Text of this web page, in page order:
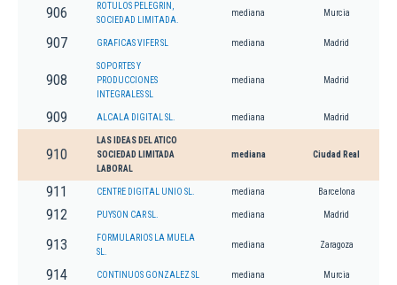
906
ROTULOS PELEGRIN,
SOCIEDAD LIMITADA.
mediana Murcia
907 GRAFICAS VIFER SL mediana Madrid
908
SOPORTES Y
PRODUCCIONES
INTEGRALES SL
mediana Madrid
909 ALCALA DIGITAL SL. mediana Madrid
910
LAS IDEAS DEL ATICO
SOCIEDAD LIMITADA
LABORAL
mediana Ciudad Real
911 CENTRE DIGITAL UNIO SL. mediana Barcelona
912 PUYSON CAR SL. mediana Madrid
913
FORMULARIOS LA MUELA
SL.
mediana Zaragoza
914 CONTINUOS GONZALEZ SL mediana Murcia